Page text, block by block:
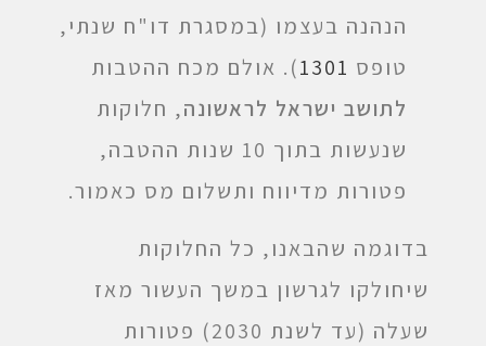
הנהנה בעצמו (במסגרת דו"ח שנתי,
טופס 1301). אולם מכח ההטבות
לתושב ישראל לראשונה, חלוקות
שנעשות בתוך 10 שנות ההטבה,
פטורות מדיווח ותשלום מס כאמור.
בדוגמה שהבאנו, כל החלוקות
שיחולקו לגרשון במשך העשור מאז
שעלה (עד לשנת 2030) פטורות